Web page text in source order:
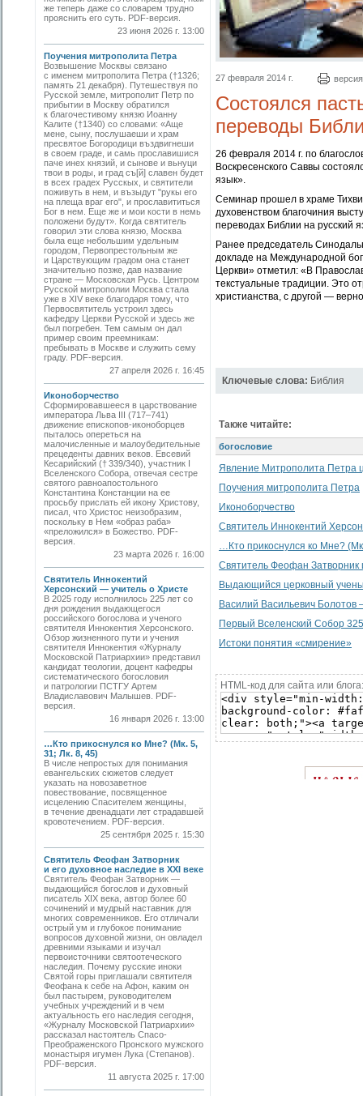
же теперь даже со словарем трудно
прояснить его суть. PDF-версия.
23 июня 2026 г. 13:00
Поучения митрополита Петра
Возвышение Москвы связано
с именем митрополита Петра (†1326;
память 21 декабря). Путешествуя по
Русской земле, митрополит Петр по
прибытии в Москву обратился
к благочестивому князю Иоанну
Калите (†1340) со словами: «Аще
мене, сыну, послушаеши и храм
пресвятое Богородици въздвигнеши
в своем граде, и самь прославишися
паче инех князий, и сынове и вьнуци
твои в роды, и град съ[й] славен будет
в всех градех Русскых, и святители
поживуть в нем, и възыдут "рукы его
на плеща враг его", и прославититься
Бог в нем. Еще же и мои кости в немь
положени будут». Когда святитель
говорил эти слова князю, Москва
была еще небольшим удельным
городом, Первопрестольным же
и Царствующим градом она станет
значительно позже, дав название
стране — Московская Русь. Центром
Русской митрополии Москва стала
уже в XIV веке благодаря тому, что
Первосвятитель устроил здесь
кафедру Церкви Русской и здесь же
был погребен. Тем самым он дал
пример своим преемникам:
пребывать в Москве и служить сему
граду. PDF-версия.
27 апреля 2026 г. 16:45
Иконоборчество
Сформировавшееся в царствование
императора Льва III (717–741)
движение епископов-иконоборцев
пыталось опереться на
малочисленные и малоубедительные
прецеденты давних веков. Евсевий
Кесарийский († 339/340), участник I
Вселенского Собора, отвечая сестре
святого равноапостольного
Константина Констанции на ее
просьбу прислать ей икону Христову,
писал, что Христос неизобразим,
поскольку в Нем «образ раба»
«преложился» в Божество. РDF-
версия.
23 марта 2026 г. 16:00
Святитель Иннокентий
Херсонский — учитель о Христе
В 2025 году исполнилось 225 лет со
дня рождения выдающегося
российского богослова и ученого
святителя Иннокентия Херсонского.
Обзор жизненного пути и учения
святителя Иннокентия «Журналу
Московской Патриархии» представил
кандидат теологии, доцент кафедры
систематического богословия
и патрологии ПСТГУ Артем
Владиславович Малышев. PDF-
версия.
16 января 2026 г. 13:00
…Кто прикоснулся ко Мне? (Мк. 5,
31; Лк. 8, 45)
В числе непростых для понимания
евангельских сюжетов следует
указать на новозаветное
повествование, посвященное
исцелению Спасителем женщины,
в течение двенадцати лет страдавшей
кровотечением. PDF-версия.
25 сентября 2025 г. 15:30
Святитель Феофан Затворник
и его духовное наследие в XXI веке
Святитель Феофан Затворник —
выдающийся богослов и духовный
писатель XIX века, автор более 60
сочинений и мудрый наставник для
многих современников. Его отличали
острый ум и глубокое понимание
вопросов духовной жизни, он овладел
древними языками и изучал
первоисточники святоотеческого
наследия. Почему русские иноки
Святой горы приглашали святителя
Феофана к себе на Афон, каким он
был пастырем, руководителем
учебных учреждений и в чем
актуальность его наследия сегодня,
«Журналу Московской Патриархии»
рассказал настоятель Спасо-
Преображенского Пронского мужского
монастыря игумен Лука (Степанов).
PDF-версия.
11 августа 2025 г. 17:00
27 февраля 2014 г.
Состоялся
переводы
26 февраля 2014 г. по
Воскресенского Саввы
язык».
Семинар прошел в храме
духовенством благочиния
переводах Библии на русский
Ранее председатель
докладе на Международной
Церкви» отметил: «В
текстуальные традиции. Это
христианства, с другой —
Ключевые слова: Библия
Также читайте:
богословие
Явление Митрополита Петра
Поучения митрополита Петра
Иконоборчество
Святитель Иннокентий
…Кто прикоснулся ко Мне?
Святитель Феофан Затворник
Выдающийся церковный
Василий Васильевич Болотов
Первый Вселенский Собор
Истоки понятия «смирение»
HTML-код для сайта или блога: